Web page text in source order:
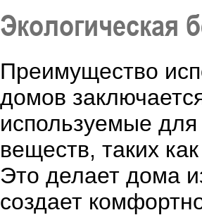
Экологическая
Преимущество
домов
используемые
веществ, таких
Это делает дома
создает